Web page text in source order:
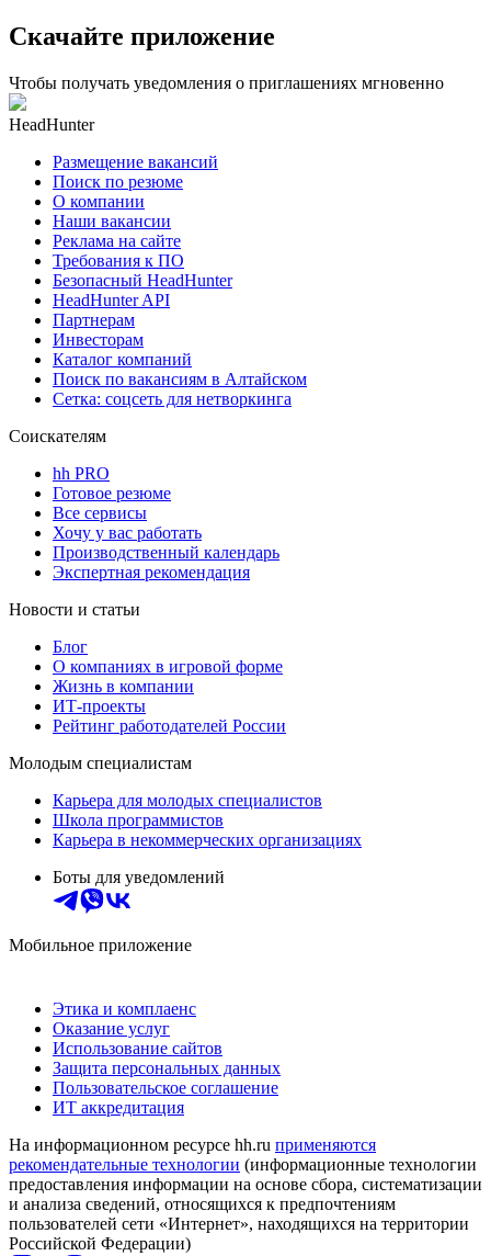
Скачайте приложение
Чтобы получать уведомления о приглашениях мгновенно
HeadHunter
Размещение вакансий
Поиск по резюме
О компании
Наши вакансии
Реклама на сайте
Требования к ПО
Безопасный HeadHunter
HeadHunter API
Партнерам
Инвесторам
Каталог компаний
Поиск по вакансиям в Алтайском
Сетка: соцсеть для нетворкинга
Соискателям
hh PRO
Готовое резюме
Все сервисы
Хочу у вас работать
Производственный календарь
Экспертная рекомендация
Новости и статьи
Блог
О компаниях в игровой форме
Жизнь в компании
ИТ-проекты
Рейтинг работодателей России
Молодым специалистам
Карьера для молодых специалистов
Школа программистов
Карьера в некоммерческих организациях
Боты для уведомлений
Мобильное приложение
Этика и комплаенс
Оказание услуг
Использование сайтов
Защита персональных данных
Пользовательское соглашение
ИТ аккредитация
На информационном ресурсе hh.ru применяются
рекомендательные технологии (информационные технологии
предоставления информации на основе сбора, систематизации
и анализа сведений, относящихся к предпочтениям
пользователей сети «Интернет», находящихся на территории
Российской Федерации)